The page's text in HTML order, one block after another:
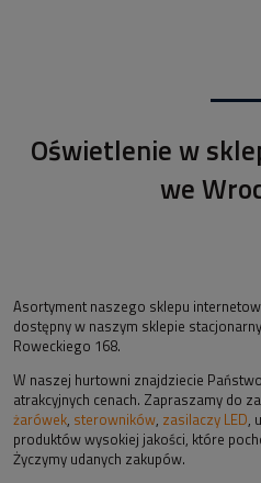
Oświetlenie w
we
Asortyment naszego sklepu
dostępny w naszym sklepie
Roweckiego 168.
W naszej hurtowni znajdziecie
atrakcyjnych cenach. Zapraszamy do
żarówek, sterowników, zasilaczy LED,
produktów wysokiej jakości, które
Życzymy udanych zakupów.